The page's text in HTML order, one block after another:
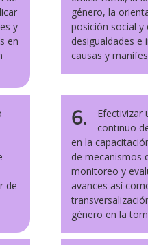
y
en
género, la
posición social y
desigualdades e
causas y
de
6.
Efectivizar
continuo
en la
de mecanismos
monitoreo y
avances así
género en la